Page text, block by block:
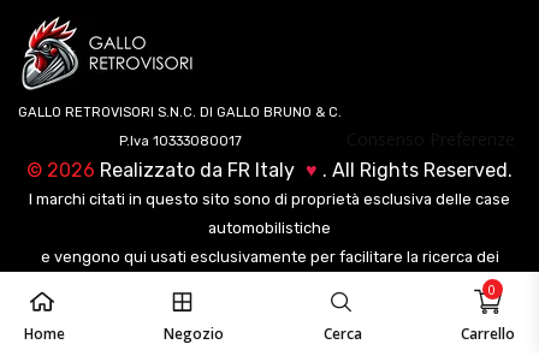
Home Negozio Cerca Carrello
0
GALLO RETROVISORI S.N.C. DI GALLO BRUNO & C.
P.Iva 10333080017
© 2026 Realizzato da FR Italy ♥ . All Rights Reserved.
I marchi citati in questo sito sono di proprietà esclusiva delle case
automobilistiche
e vengono qui usati esclusivamente per facilitare la ricerca dei